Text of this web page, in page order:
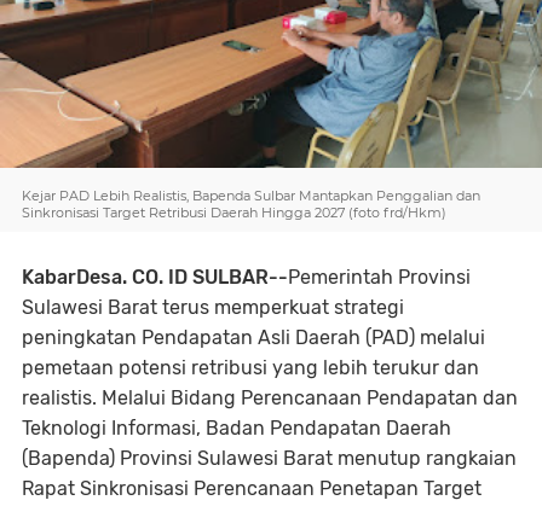
Kejar PAD Lebih Realistis, Bapenda Sulbar Mantapkan Penggalian dan
Sinkronisasi Target Retribusi Daerah Hingga 2027 (foto frd/Hkm)
KabarDesa. CO. ID SULBAR--Pemerintah Provinsi
Sulawesi Barat terus memperkuat strategi
peningkatan Pendapatan Asli Daerah (PAD) melalui
pemetaan potensi retribusi yang lebih terukur dan
realistis. Melalui Bidang Perencanaan Pendapatan dan
Teknologi Informasi, Badan Pendapatan Daerah
(Bapenda) Provinsi Sulawesi Barat menutup rangkaian
Rapat Sinkronisasi Perencanaan Penetapan Target